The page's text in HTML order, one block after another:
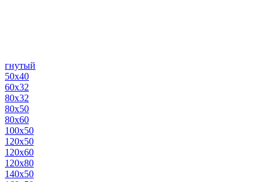
гнутый
50х40
60х32
80х32
80х50
80х60
100х50
120х50
120х60
120х80
140х50